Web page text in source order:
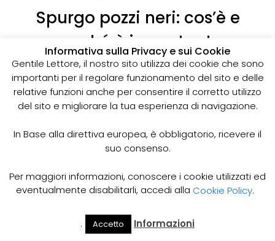
Spurgo pozzi neri: cos’è e
perché è importante
I pozzi neri sono delle strutture sotterranee utilizzate
per la raccolta delle acque reflue domestiche,
soprattutto in zone dove non è disponibile un
sistema di smaltimento delle acque fognarie. Lo
spurgo dei pozzi neri è un’operazione essenziale
e prevenire il rischio di allagamenti, cattivi odori e
infezioni.
Come funziona lo spurgo dei pozzi neri
Lo spurgo dei pozzi neri viene effettuato mediante
specifiche, in grado di aspirare e rimuovere le
acque reflue e i sedimenti accumulati all’interno del
Cerca Il Mio
Informativa sulla Privacy e sui Cookie
Gentile Lettore, il nostro sito utilizza dei cookie che sono
importanti per il regolare funzionamento del sito e delle
relative funzioni anche per consentire il corretto utilizzo
del sito e migliorare la tua esperienza di navigazione.
In Base alla direttiva europea, è obbligatorio, ricevere il
suo consenso.
Per maggiori informazioni, conoscere i cookie utilizzati ed
eventualmente disabilitarli, accedi alla Cookie Policy.
. Accetto Informazioni